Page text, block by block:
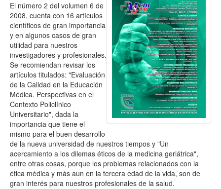
El número 2 del volumen 6 de
2008, cuenta con 16 artículos
científicos de gran importancia
y en algunos casos de gran
utilidad para nuestros
investigadores y profesionales.
Se recomiendan revisar los
artículos titulados: "Evaluación
de la Calidad en la Educación
Médica. Perspectivas en el
Contexto Policlínico
Universitario", dada la
importancia que tiene el
mismo para el buen desarrollo
de la nueva universidad de nuestros tiempos y "Un
acercamiento a los dilemas éticos de la medicina geriátrica",
entre otras cosas, porque los problemas relacionados con la
ética médica y más aun en la tercera edad de la vida, son de
gran interés para nuestros profesionales de la salud.